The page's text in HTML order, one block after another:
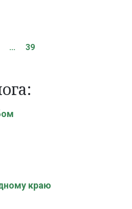
... 39
краю